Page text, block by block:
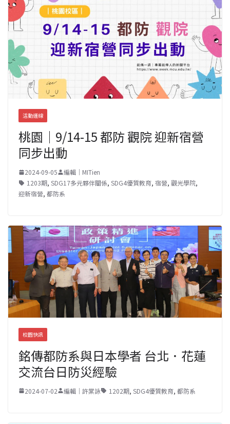
活動連線
桃園｜9/14-15 都防 觀院 迎新宿營
同步出動
2024-09-05
編輯｜MITien
1203期, SDG17多元夥伴關係, SDG4優質教育, 宿營, 觀光學院,
迎新宿營, 都防系
校園快訊
銘傳都防系與日本學者 台北．花蓮
交流台日防災經驗
2024-07-02 編輯｜許棠詠 1202期, SDG4優質教育, 都防系